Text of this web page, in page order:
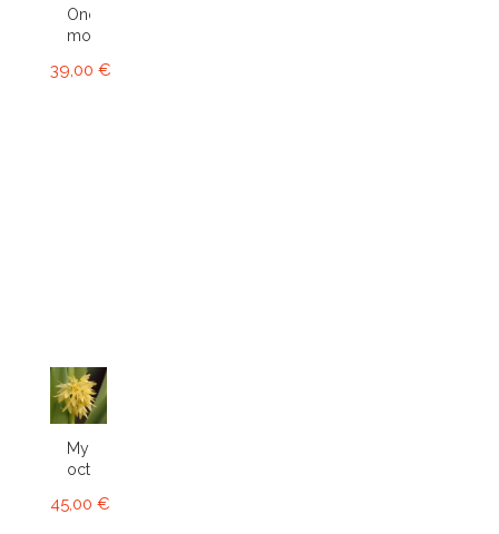
Oncidium
montanum
39,00 €
Myoxanthus
octomeriae
45,00 €